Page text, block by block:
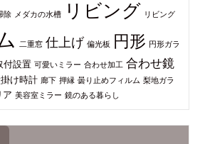
除 メダカの水槽 リビング リビング
二重窓 仕上げ 偏光板 円形 円形ガラ
付設置 可愛いミラー 合わせ加工 合わせ鏡
け時計 廊下 押縁 曇り止めフィルム 梨地ガラ
ア 美容室ミラー 鏡のある暮らし